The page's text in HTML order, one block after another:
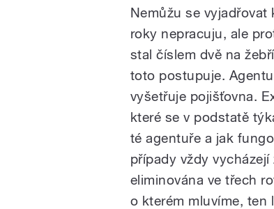
Nemůžu se
roky nepracuju, ale
stal číslem dvě na
toto postupuje.
vyšetřuje pojišťovna.
které se v podstatě
té agentuře a jak
případy vždy
eliminována ve třech
o kterém mluvíme, ten